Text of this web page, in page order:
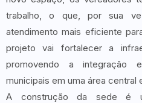
trabalho, o que, por sua
atendimento mais eficiente
projeto vai fortalecer a
promovendo a integração
municipais em uma área central
A construção da sede é